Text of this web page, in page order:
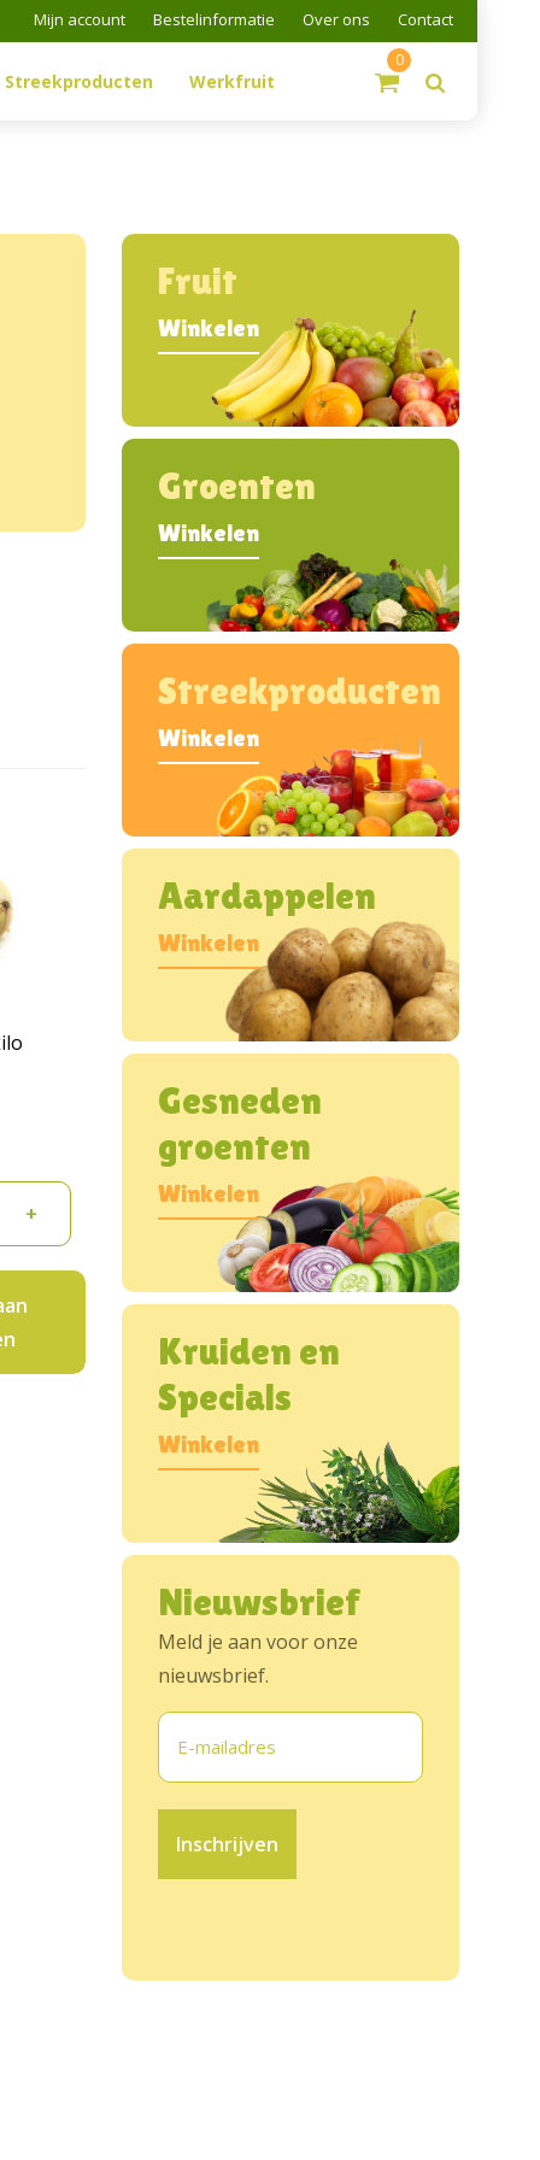
Mijn account Bestelinformatie Over ons Contact
0
Streekproducten Werkfruit
+
Fruit
Winkelen
Groenten
Winkelen
Streekproducten
Winkelen
Aardappelen
Winkelen
Gesneden
groenten
Winkelen
Kruiden en
Specials
Winkelen
Nieuwsbrief
Meld je aan voor onze
nieuwsbrief.
E-
mailadres